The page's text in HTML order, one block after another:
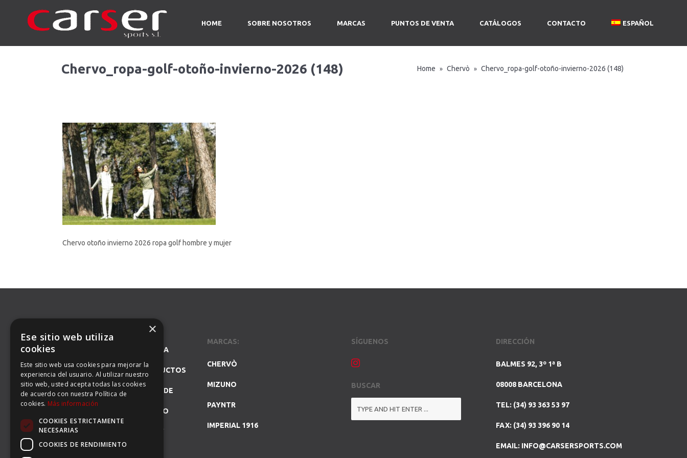
HOME SOBRE NOSOTROS MARCAS PUNTOS DE VENTA CATÁLOGOS CONTACTO ESPAÑOL
Chervo_ropa-golf-otoño-invierno-2026 (148) Home » Chervò » Chervo_ropa-golf-otoño-invierno-2026 (148)
Chervo otoño invierno 2026 ropa golf hombre y mujer
SOMOS ESPECIALISTAS EN LA
REPRESENTACIÓN DE PRODUCTOS
DE GOLF Y DISTRIBUIDORES DE
MARCAS DE PRESTIGIO COMO
CHERVÒ, GFORE, GLOVE IT Y
MARCAS:
CHERVÒ
MIZUNO
PAYNTR
IMPERIAL 1916
SÍGUENOS
BUSCAR
DIRECCIÓN
BALMES 92, 3º 1ª B
08008 BARCELONA
TEL: (34) 93 363 53 97
FAX: (34) 93 396 90 14
EMAIL: INFO@CARSERSPORTS.COM
×
Ese sitio web utiliza
cookies
Este sitio web usa cookies para mejorar la
experiencia del usuario. Al utilizar nuestro
sitio web, usted acepta todas las cookies
de acuerdo con nuestra Política de
cookies. Más información
COOKIES ESTRICTAMENTE
NECESARIAS
COOKIES DE RENDIMIENTO